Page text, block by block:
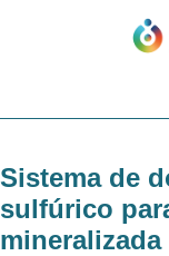
Sistema de
sulfúrico
mineralizada